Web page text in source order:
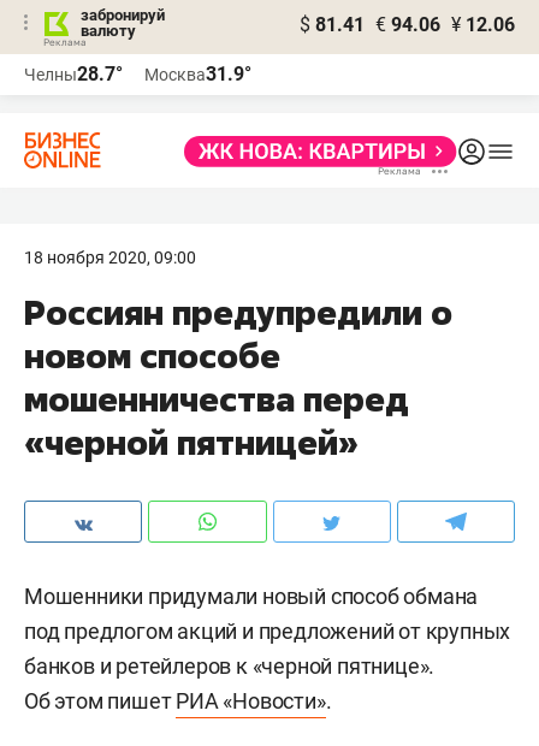
забронируй
валюту
$ 81.41 € 94.06 ¥ 12.06
Челны28.7° Москва31.9°
18 ноября 2020, 09:00
Россиян предупредили о
новом способе
мошенничества перед
«черной пятницей»
Мошенники придумали новый способ обмана
под предлогом акций и предложений от крупных
банков и ретейлеров к «черной пятнице».
Об этом пишетРИА «Новости».